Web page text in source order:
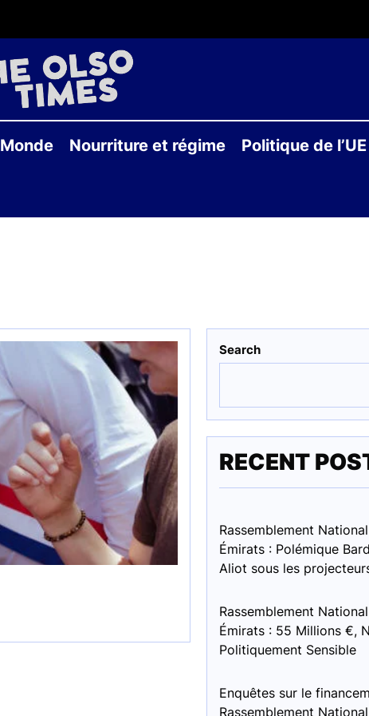
OLSO
Monde Nourriture et régime Politique de l’UE
Search
RECENT
Rassemblement
Émirats : Polémique
Aliot sous les
Rassemblement
Émirats : 55 Millions €,
Politiquement Sensible
Enquêtes sur le
Rassemblement